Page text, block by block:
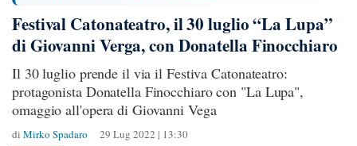
Festival Catonateatro, il 30 luglio “La Lupa”
di Giovanni Verga, con Donatella Finocchiaro
Il 30 luglio prende il via il Festiva Catonateatro:
protagonista Donatella Finocchiaro con "La Lupa",
omaggio all'opera di Giovanni Vega
di Mirko Spadaro 29 Lug 2022 | 13:30